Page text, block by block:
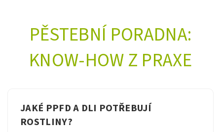
PĚSTEBNÍ PORADNA:
KNOW-HOW Z PRAXE
JAKÉ PPFD A DLI POTŘEBUJÍ
ROSTLINY?